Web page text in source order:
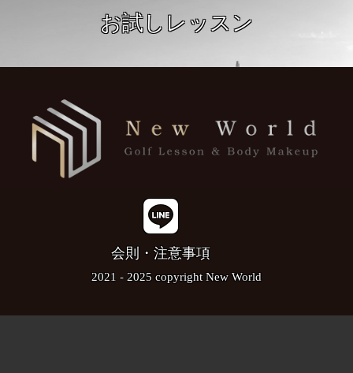
お試しレッスン
会則・注意事項
2021 - 2025 copyright New World